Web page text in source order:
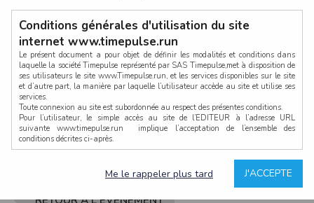
CONNEXION
RETOUR À L'ÉVÈNEMENT
Conditions générales d'utilisation du site
internet www.timepulse.run
Le présent document a pour objet de définir les modalités et conditions dans
laquelle la société Timepulse représenté par SAS Timepulse,met à disposition de
ses utilisateurs le site www.Timepulse.run, et les services disponibles sur le site
et d’autre part, la manière par laquelle l’utilisateur accède au site et utilise ses
services.
Toute connexion au site est subordonnée au respect des présentes conditions.
Pour l’utilisateur, le simple accès au site de l’EDITEUR à l’adresse URL
suivante www.timepulse.run implique l’acceptation de l’ensemble des
conditions décrites ci-après.
La structure générale du site www.timepulse.run, par quelque procédé que ce
soit, sans l'autorisation préalable et par écrit de Fourcherot Mickael et/ou de ses
J'ACCEPTE
Me le rappeler plus tard